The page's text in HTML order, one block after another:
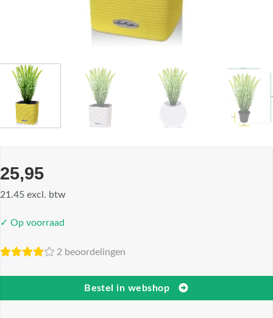
25,95
21.45 excl. btw
✓ Op voorraad
2 beoordelingen
Bestel in webshop